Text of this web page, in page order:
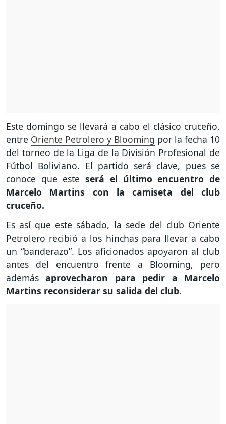
Este domingo se llevará a cabo el clásico cruceño,
entre Oriente Petrolero y Blooming por la fecha 10
del torneo de la Liga de la División Profesional de
Fútbol Boliviano. El partido será clave, pues se
conoce que esteserá el último encuentro de
Marcelo Martins con la camiseta del club
cruceño.
Es así que este sábado, la sede del club Oriente
Petrolero recibió a los hinchas para llevar a cabo
un “banderazo”. Los aficionados apoyaron al club
antes del encuentro frente a Blooming, pero
ademásaprovecharon para pedir a Marcelo
Martins reconsiderar su salida del club.